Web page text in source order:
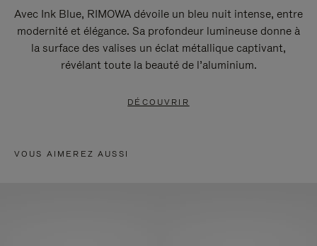
Avec Ink Blue, RIMOWA dévoile un bleu nuit intense, entre
modernité et élégance. Sa profondeur lumineuse donne à
la surface des valises un éclat métallique captivant,
révélant toute la beauté de l’aluminium.
DÉCOUVRIR
VOUS AIMEREZ AUSSI